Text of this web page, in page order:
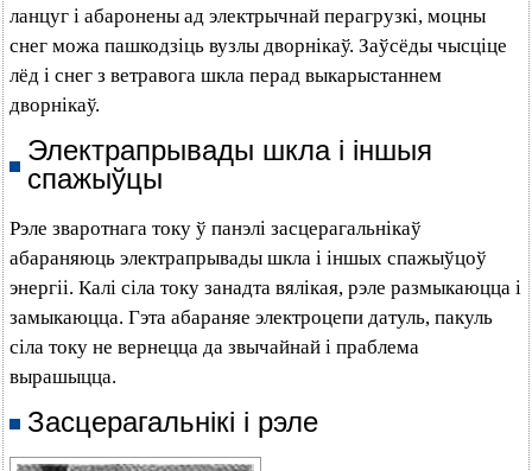
ланцуг і абаронены ад электрычнай перагрузкі, моцны
снег можа пашкодзіць вузлы дворнікаў. Заўсёды чысціце
лёд і снег з ветравога шкла перад выкарыстаннем
дворнікаў.
Электрапрывады шкла і іншыя
спажыўцы
Рэле зваротнага току ў панэлі засцерагальнікаў
абараняюць электрапрывады шкла і іншых спажыўцоў
энергіі. Калі сіла току занадта вялікая, рэле размыкаюцца і
замыкаюцца. Гэта абараняе электроцепи датуль, пакуль
сіла току не вернецца да звычайнай і праблема
вырашыцца.
Засцерагальнікі і рэле